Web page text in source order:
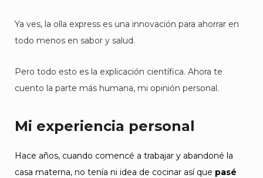
Ya ves, la olla express es una innovación para ahorrar en
todo menos en sabor y salud.
Pero todo esto es la explicación científica. Ahora te
cuento la parte más humana, mi opinión personal.
Mi experiencia personal
Hace años, cuando comencé a trabajar y abandoné la
casa materna, no tenía ni idea de cocinar así que pasé